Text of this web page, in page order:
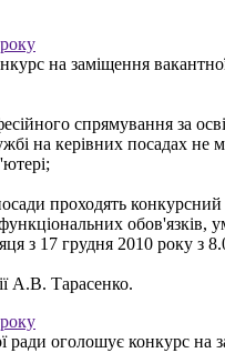
на заміщення
спрямування за
на керівних посадах
проходять конкурсний
обов'язків,
з 17 грудня 2010 року з
А.В. Тарасенко.
ради оголошує конкурс